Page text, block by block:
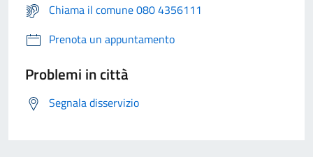
Chiama il comune 080 4356111
Prenota un appuntamento
Problemi in città
Segnala disservizio